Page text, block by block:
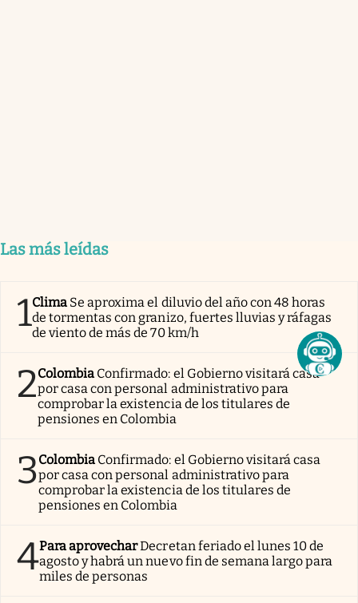
Las más leídas
1Clima Se aproxima el diluvio del año con 48 horas
de tormentas con granizo, fuertes lluvias y ráfagas
de viento de más de 70 km/h
2Colombia Confirmado: el Gobierno visitará casa
por casa con personal administrativo para
comprobar la existencia de los titulares de
pensiones en Colombia
3Colombia Confirmado: el Gobierno visitará casa
por casa con personal administrativo para
comprobar la existencia de los titulares de
pensiones en Colombia
4Para aprovecharDecretan feriado el lunes 10 de
agosto y habrá un nuevo fin de semana largo para
miles de personas